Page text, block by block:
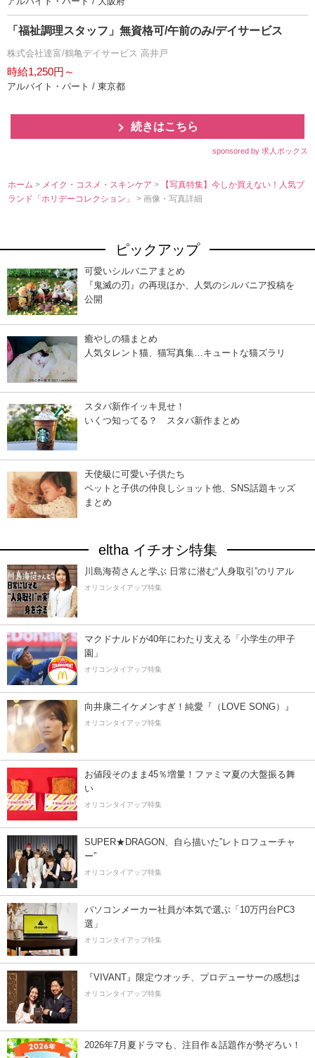
「福祉調理スタッフ」無資格可/午前のみ/デイサービス
株式会社達富/鶴亀デイサービス 高井戸
時給1,250円～
アルバイト・パート / 東京都
続きはこちら
sponsored by 求人ボックス
ホーム > メイク・コスメ・スキンケア>
【写真特集】今しか買えない！人気ブ
ランド「ホリデーコレクション」> 画像・写真詳細
ピックアップ
可愛いシルバニアまとめ
『鬼滅の刃』の再現ほか、人気のシルバニア投稿を
公開
癒やしの猫まとめ
人気タレント猫、猫写真集…キュートな猫ズラリ
スタバ新作イッキ見せ！
いくつ知ってる？ スタバ新作まとめ
天使級に可愛い子供たち
ペットと子供の仲良しショット他、SNS話題キッズ
まとめ
eltha イチオシ特集
川島海荷さんと学ぶ 日常に潜む“人身取引”のリアル
オリコンタイアップ特集
マクドナルドが40年にわたり支える「小学生の甲子
園」
オリコンタイアップ特集
向井康二イケメンすぎ！純愛『（LOVE SONG）』
オリコンタイアップ特集
お値段そのまま45％増量！ファミマ夏の大盤振る舞
い
オリコンタイアップ特集
SUPER★DRAGON、自ら描いた”レトロフューチャ
ー”
オリコンタイアップ特集
パソコンメーカー社員が本気で選ぶ「10万円台PC3
選」
オリコンタイアップ特集
『VIVANT』限定ウオッチ、プロデューサーの感想は
オリコンタイアップ特集
2026年7月夏ドラマも、注目作＆話題作が勢ぞろい！